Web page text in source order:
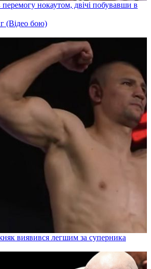
нокаутом, двічі побувавши в
(Відео бою)
виявився легшим за суперника